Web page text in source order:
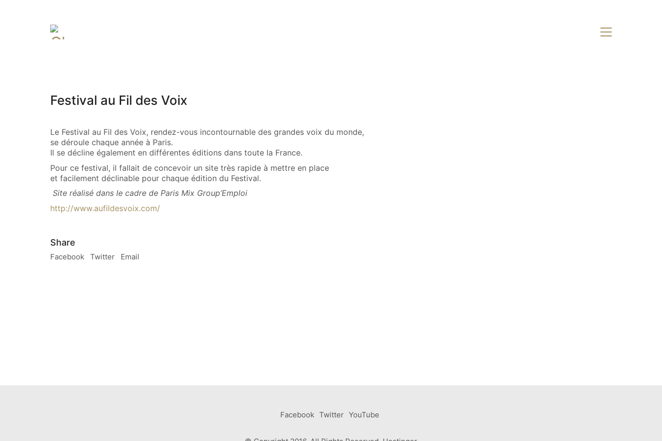
Festival au Fil des Voix
Le Festival au Fil des Voix, rendez-vous incontournable des grandes voix du monde,
se déroule chaque année à Paris.
Il se décline également en différentes éditions dans toute la France.
Pour ce festival, il fallait de concevoir un site très rapide à mettre en place
et facilement déclinable pour chaque édition du Festival.
Site réalisé dans le cadre de Paris Mix Group’Emploi
http://www.aufildesvoix.com/
Share
Facebook Twitter Email
Facebook Twitter YouTube